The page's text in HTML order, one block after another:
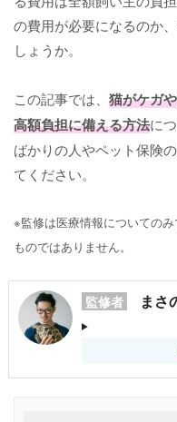
の費用が必要になるのか
しょうか。
この記事では、 猫がケガ
高額負担に備える方法に
ばかりの人やペット保険
てください。
※監修は医療情報についての
ものではありません。
監修者 まさ